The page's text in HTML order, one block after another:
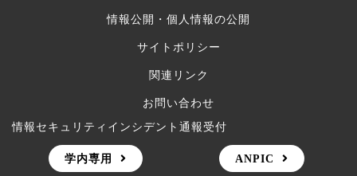
情報公開・個人情報の公開
サイトポリシー
関連リンク
お問い合わせ
情報セキュリティインシデント通報受付
学内専用 ANPIC